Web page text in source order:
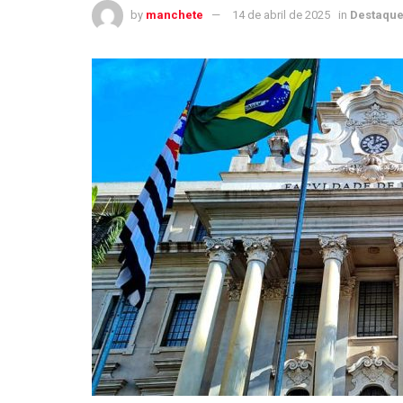
by manchete 14 de abril de 2025 in Destaque